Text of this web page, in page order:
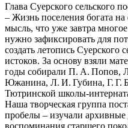
Глава Суерского сельского
– Жизнь поселения богата
мысль, что уже завтра
нужно зафиксировать для
создать летопись Суерского
истоков. За основу взяли
годы собирали П. А.
Южанина, Л. И. Губина, Г. Г.
Тютринской школы-
Наша творческая группа
пробелы – изучали
воспоминания старшего